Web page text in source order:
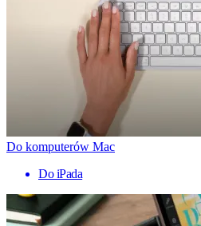
Do komputerów Mac
Do iPada